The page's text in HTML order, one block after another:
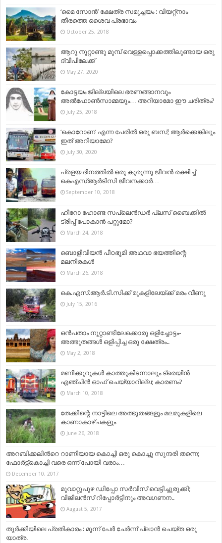
‘മൈ സോന്‍’ ക്ഷേത്ര സമുച്ചയം : വിയറ്റ്നാം
തീരത്തെ ശൈവ പ്രഭാവം
October 25, 2018
ആറു നൂറ്റാണ്ടു മുമ്പ് വെള്ളപ്പൊക്കത്തിലുണ്ടായ ഒരു
ദ്വീപിലേക്ക്
May 27, 2020
കോട്ടയം ജില്ലയിലെ ഭരണങ്ങാനവും
അല്‍ഫോണ്‍സാമ്മയും… അറിയാമോ ഈ ചരിത്രം?
July 25, 2018
‘കൊറോണ’ എന്ന പേരിൽ ഒരു ബസ്; ആർക്കെങ്കിലും
ഇത് അറിയാമോ?
July 30, 2020
പ്രളയ ദിനത്തിൽ ഒരു കുരുന്നു ജീവൻ രക്ഷിച്ച്
കെഎസ്ആർടിസി ജീവനക്കാർ…
September 10, 2018
ഹീറോ ഹോണ്ട സപ്ലെന്‍ഡര്‍ പ്ലസ് ബൈക്കില്‍
ട്രിപ്പ് പോകാന്‍ പറ്റുമോ?
March 24, 2018
ബൊളീവിയൻ പീഠഭൂമി അഥവാ ഭയത്തിന്റെ
മലനിരകള്‍
March 26, 2018
കെ.എസ്.ആർ.ടി.സിക്ക് മുകളിലേയ്ക്ക് മരം വീണു
July 15, 2016
ഒൻപതാം നൂറ്റാണ്ടിലേക്കൊരു ഒളിച്ചോട്ടം-
അത്ഭുതങ്ങൾ ഒളിപ്പിച്ച ഒരു ക്ഷേത്രം..
May 2, 2018
മണിക്കൂറുകള്‍ കാത്തുകിടന്നാലും ട്രെയിന്‍
എഞ്ചിന്‍ ഓഫ് ചെയ്യാറില്ല; കാരണം?
March 10, 2018
തേക്കിന്റെ നാട്ടിലെ അത്ഭുതങ്ങളും മലമുകളിലെ
കാണാകാഴ്ചകളും
June 26, 2018
അറബിക്കലിന്‍റെ റാണിയായ കൊച്ചി ഒരു കൊച്ചു സുന്ദരി തന്നെ;
ഫോര്‍ട്ട്‌കൊച്ചി വരെ ഒന്ന് പോയി വരാം…
December 10, 2017
മൂവാറ്റുപുഴ ഡിപ്പോ സർവീസ് വെട്ടിച്ചുരുക്കി;
വിജിലൻസ് റിപ്പോർട്ടിനും അവഗണന..
August 5, 2017
തുർക്കിയിലെ പ്രതികാരം : മൂന്ന് പേർ ചേർന്ന് പ്ലാൻ ചെയ്ത ഒരു
യാത്ര.